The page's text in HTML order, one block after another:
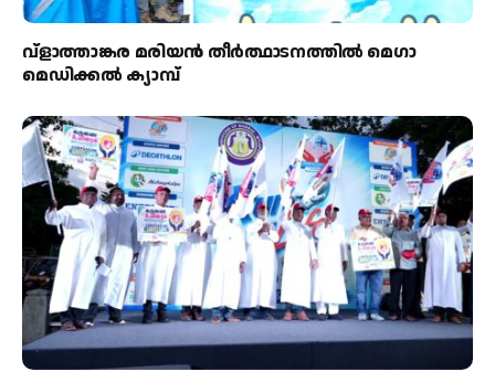
വ്ളാത്താങ്കര മരിയൻ തീർത്ഥാടനത്തിൽ മെഗാ
മെഡിക്കൽ ക്യാമ്പ്